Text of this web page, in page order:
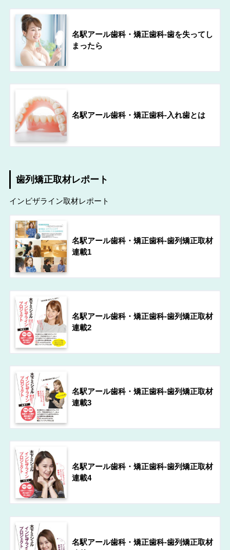
名駅アール歯科・矯正歯科-歯を失ってし
まったら
名駅アール歯科・矯正歯科-入れ歯とは
歯列矯正取材レポート
インビザライン取材レポート
名駅アール歯科・矯正歯科-歯列矯正取材
連載1
名駅アール歯科・矯正歯科-歯列矯正取材
連載2
名駅アール歯科・矯正歯科-歯列矯正取材
連載3
名駅アール歯科・矯正歯科-歯列矯正取材
連載4
名駅アール歯科・矯正歯科-歯列矯正取材